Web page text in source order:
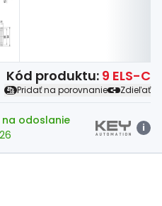
Kód produktu: 9 ELS-C
Pridať na porovnanie Zdieľať
odoslanie
i